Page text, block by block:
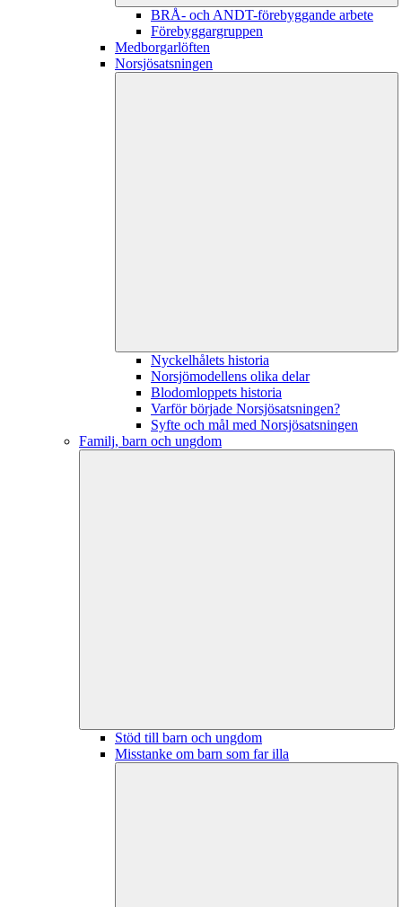
BRÅ- och ANDT-förebyggande arbete
Förebyggargruppen
Medborgarlöften
Norsjösatsningen
Nyckelhålets historia
Norsjömodellens olika delar
Blodomloppets historia
Varför började Norsjösatsningen?
Syfte och mål med Norsjösatsningen
Familj, barn och ungdom
Stöd till barn och ungdom
Misstanke om barn som far illa